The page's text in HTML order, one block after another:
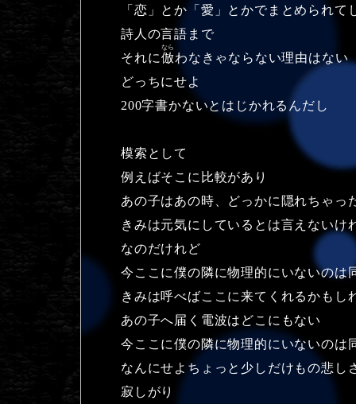
「恋」とか「愛」とかでまとめられて
詩人の言語まで
それに倣
なら
わなきゃならない理由はない
どっちにせよ
200字書かないとはじかれるんだし
模索として
例えばそこに比較があり
あの子はあの時、どっかに隠れちゃっ
きみは元気にしているとは言えないけ
なのだけれど
今ここに僕の隣に物理的にいないのは
きみは呼べばここに来てくれるかもし
あの子へ届く電波はどこにもない
今ここに僕の隣に物理的にいないのは
なんにせよちょっと少しだけもの悲し
寂しがり